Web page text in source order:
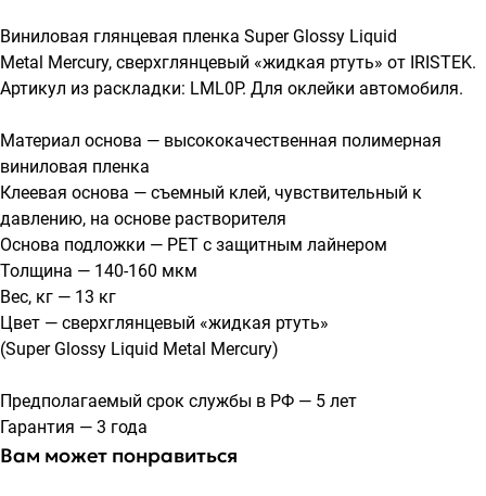
Виниловая глянцевая пленка Super Glossy Liquid
Metal Mercury, сверхглянцевый «жидкая ртуть» от IRISTEK.
Артикул из раскладки: LML0P. Для оклейки автомобиля.
Материал основа — высококачественная полимерная
виниловая пленка
Клеевая основа — съемный клей, чувствительный к
давлению, на основе растворителя
Основа подложки — PET с защитным лайнером
Толщина — 140-160 мкм
Вес, кг — 13 кг
Цвет — сверхглянцевый «жидкая ртуть»
(Super Glossy Liquid Metal Mercury)
Предполагаемый срок службы в РФ — 5 лет
Гарантия — 3 года
Вам может понравиться